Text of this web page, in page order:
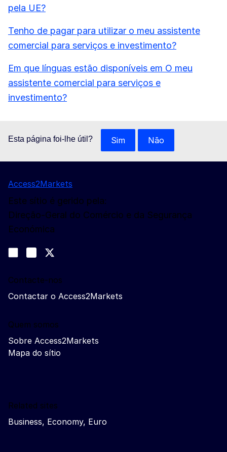
pela UE?
Tenho de pagar para utilizar o meu assistente
comercial para serviços e investimento?
Em que línguas estão disponíveis em O meu
assistente comercial para serviços e
investimento?
Esta página foi-lhe útil? Sim Não
Access2Markets
Este sítio é gerido pela:
Direção-Geral do Comércio e da Segurança
Económica
Join us on LinkedIn
Trade-Off podcast
Contacte-nos
Contactar o Access2Markets
Quem somos
Sobre Access2Markets
Mapa do sítio
Related sites
Business, Economy, Euro